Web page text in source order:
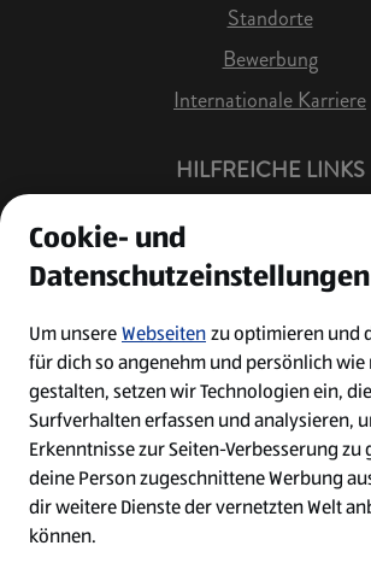
Standorte
Bewerbung
Internationale Karriere
HILFREICHE LINKS
Job Benachrichtigung
Bewerberkonto
Leichte Sprache
Kontakt
Cookie- und
Datenschutzeinstellungen
Um unsereWebseitenzu optimieren und
für dich so angenehm und persönlich
gestalten, setzen wir Technologien ein,
Surfverhalten erfassen und analysieren,
Erkenntnisse zur Seiten-Verbesserung
deine Person zugeschnittene Werbung
dir weitere Dienste der vernetzten Welt
können.